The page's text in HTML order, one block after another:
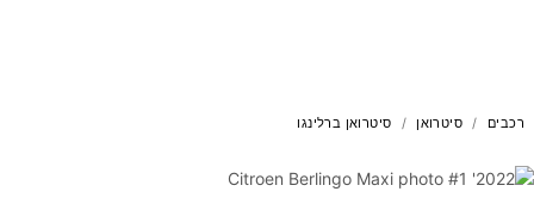
רכבים סיטרואן סיטרואן ברלינגו